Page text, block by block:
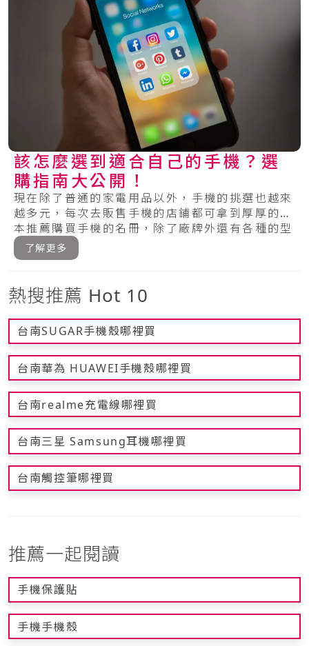
該怎麼選到適合自己的手機？選
購指南大公開！
現在除了普通的家電用品以外，手機的挑選也越來
越多元，每次去販售手機的店鋪都可拿到厚厚的一
本推薦購買手機的名冊，除了廠牌外還有各種的型
號，.....
了解更多
熱搜推薦 Hot 10
台南SUGAR手機殼哪裡買
台南華為 HUAWEI手機殼哪裡買
台南realme充電線哪裡買
台南三星 Samsung耳機哪裡買
台南觸控筆哪裡買
推薦一起閱讀
手機保護貼
手機手機殼